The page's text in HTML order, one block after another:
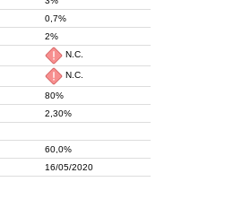
0,7%
2%
N.C.
N.C.
80%
2,30%
60,0%
16/05/2020